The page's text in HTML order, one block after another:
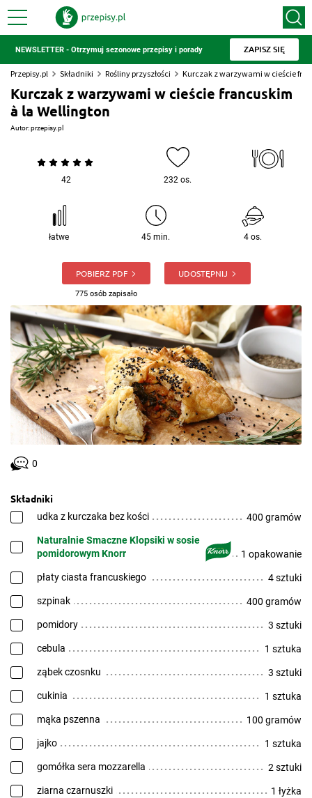
NEWSLETTER - Otrzymuj sezonowe przepisy i porady ZAPISZ SIĘ
Przepisy.pl Składniki Rośliny przyszłości Kurczak z warzywami w cieście
Kurczak z warzywami w cieście francuskim
à la Wellington
Autor:przepisy.pl
42 232 os.
łatwe 45 min. 4 os.
POBIERZ PDF
775 osób zapisało
UDOSTĘPNIJ
0
Składniki
udka z kurczaka bez kości 400 gramów
Naturalnie Smaczne Klopsiki w sosie
pomidorowym Knorr
1 opakowanie
płaty ciasta francuskiego 4 sztuki
szpinak 400 gramów
pomidory 3 sztuki
cebula 1 sztuka
ząbek czosnku 3 sztuki
cukinia 1 sztuka
mąka pszenna 100 gramów
jajko 1 sztuka
gomółka sera mozzarella 2 sztuki
ziarna czarnuszki 1 łyżka